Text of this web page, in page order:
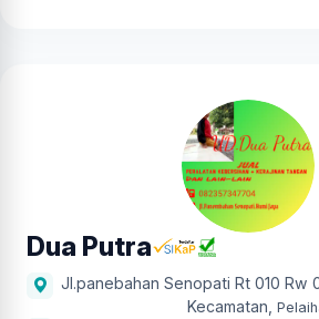
Dua Putra
Jl.panebahan Senopati Rt 010 Rw
Kecamatan